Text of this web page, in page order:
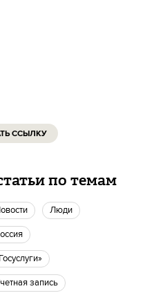
ССЫЛКУ
по темам
новости люди
Россия
«Госуслуги»
учетная запись